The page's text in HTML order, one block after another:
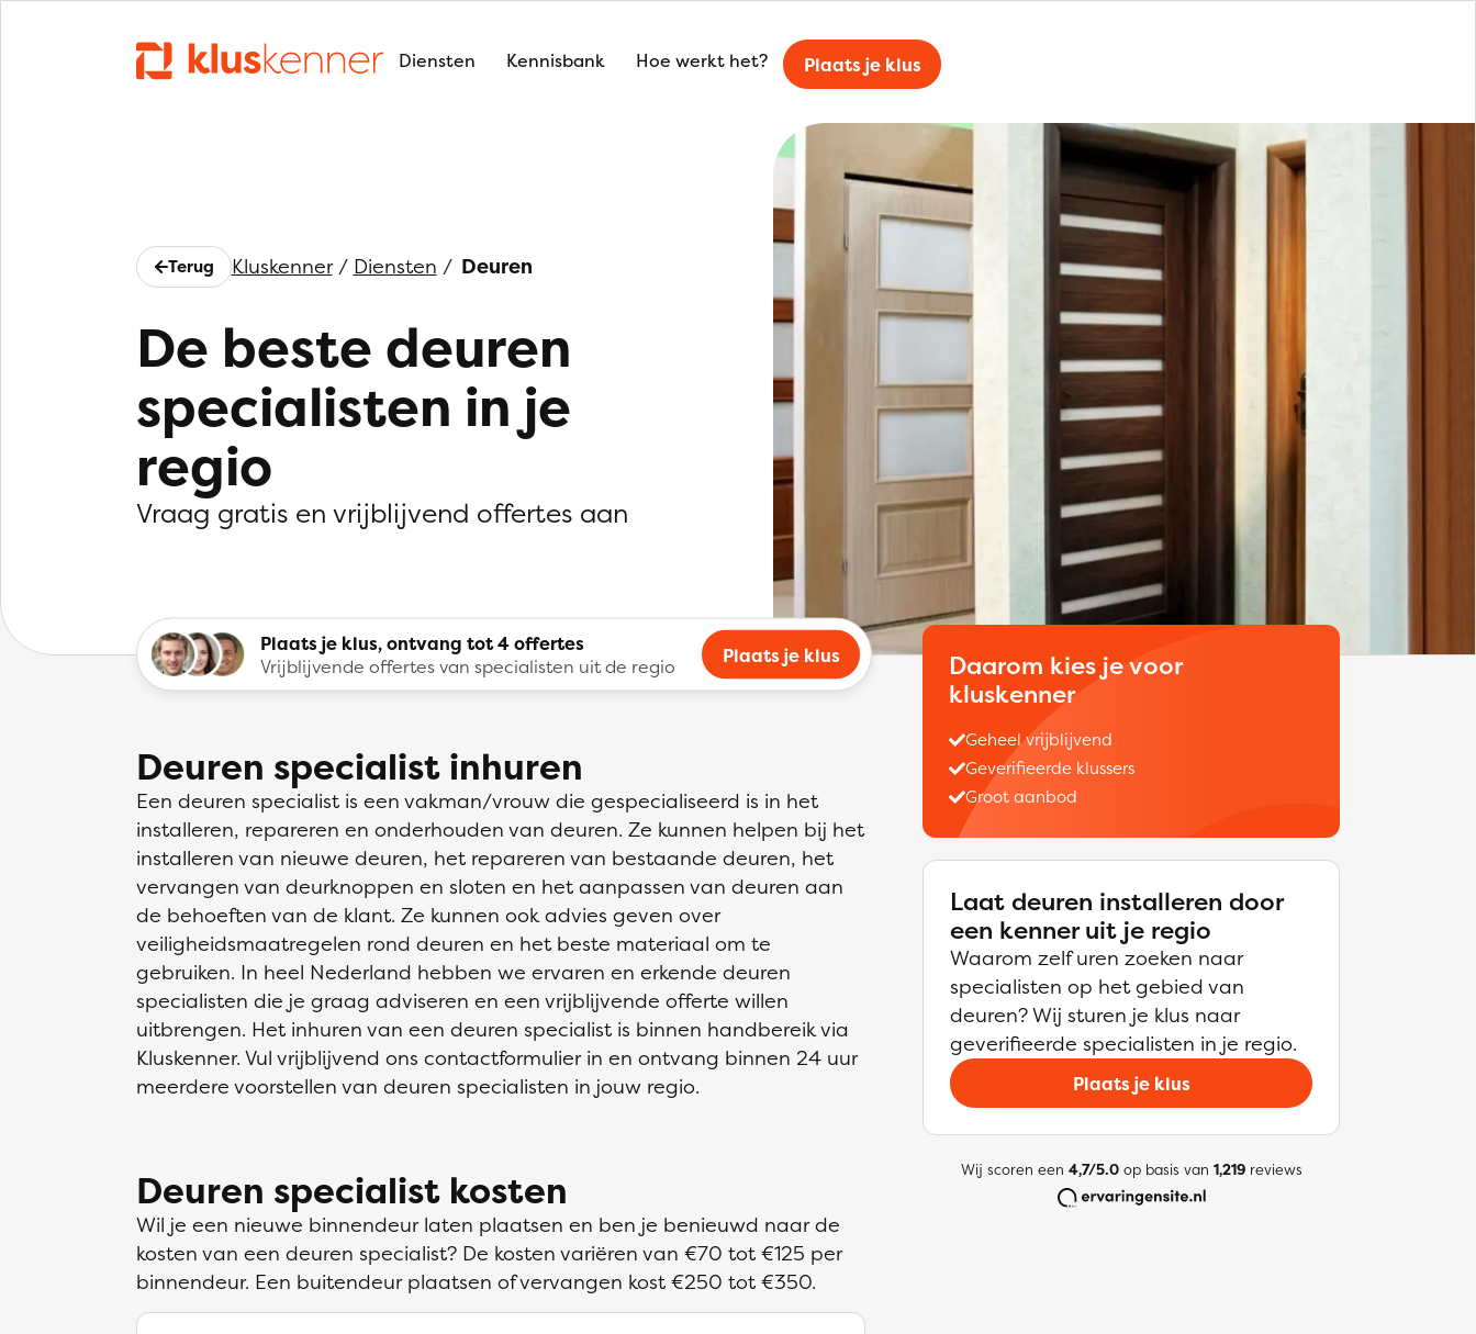
Diensten Kennisbank Hoe werkt het? Plaats je klus
Terug Kluskenner/ Diensten / Deuren
De beste deuren
specialisten in je
regio
Vraag gratis en vrijblijvend offertes aan
Plaats je klus, ontvang tot 4 offertes
Vrijblijvende offertes van specialisten uit de regio
Plaats je klus
Deuren specialist inhuren
Een deuren specialist is een vakman/vrouw die gespecialiseerd is in het
installeren, repareren en onderhouden van deuren. Ze kunnen helpen bij het
installeren van nieuwe deuren, het repareren van bestaande deuren, het
vervangen van deurknoppen en sloten en het aanpassen van deuren aan
de behoeften van de klant. Ze kunnen ook advies geven over
veiligheidsmaatregelen rond deuren en het beste materiaal om te
gebruiken. In heel Nederland hebben we ervaren en erkende deuren
specialisten die je graag adviseren en een vrijblijvende offerte willen
uitbrengen. Het inhuren van een deuren specialist is binnen handbereik via
Kluskenner. Vul vrijblijvend ons contactformulier in en ontvang binnen 24 uur
meerdere voorstellen van deuren specialisten in jouw regio.
Deuren specialist kosten
Wil je een nieuwe binnendeur laten plaatsen en ben je benieuwd naar de
kosten van een deuren specialist? De kosten variëren van €70 tot €125 per
binnendeur. Een buitendeur plaatsen of vervangen kost €250 tot €350.
Daarom kies je voor
kluskenner
Geheel vrijblijvend
Geverifieerde klussers
Groot aanbod
Laat deuren installeren door
een kenner uit je regio
Waarom zelf uren zoeken naar
specialisten op het gebied van
deuren? Wij sturen je klus naar
geverifieerde specialisten in je regio.
Plaats je klus
Wij scoren een 4,7/5.0op basis van 1,219reviews